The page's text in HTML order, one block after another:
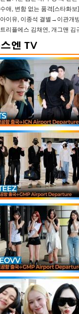
수애, 변함 없는 품격[스타화보]